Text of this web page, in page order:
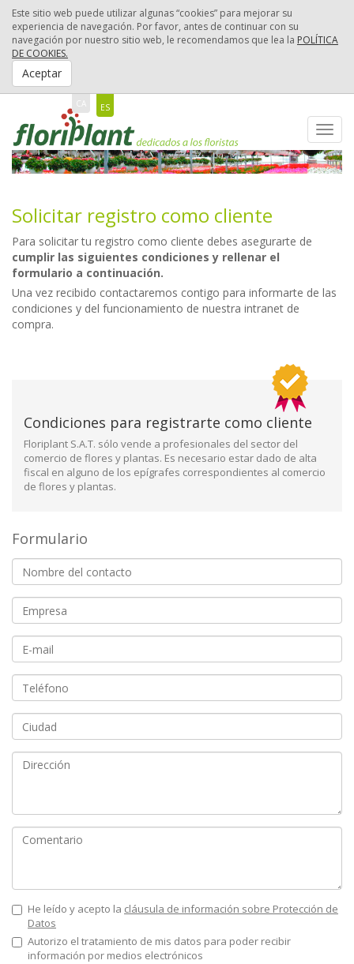
Este sitio web puede utilizar algunas “cookies” para mejorar su
experiencia de navegación. Por favor, antes de continuar con su
navegación por nuestro sitio web, le recomendamos que lea la POLÍTICA
DE COOKIES.
Aceptar
CA ES
Solicitar registro como cliente
Para solicitar tu registro como cliente debes asegurarte de
cumplir las siguientes condiciones y rellenar el
formulario a continuación.
Una vez recibido contactaremos contigo para informarte de las
condiciones y del funcionamiento de nuestra intranet de
compra.
Condiciones para registrarte como cliente
Floriplant S.A.T. sólo vende a profesionales del sector del
comercio de flores y plantas. Es necesario estar dado de alta
fiscal en alguno de los epígrafes correspondientes al comercio
de flores y plantas.
Formulario
He leído y acepto la cláusula de información sobre Protección de
Datos
Autorizo el tratamiento de mis datos para poder recibir
información por medios electrónicos